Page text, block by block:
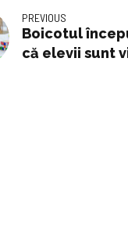
PREVIOUS
Boicotul
că elevii sunt